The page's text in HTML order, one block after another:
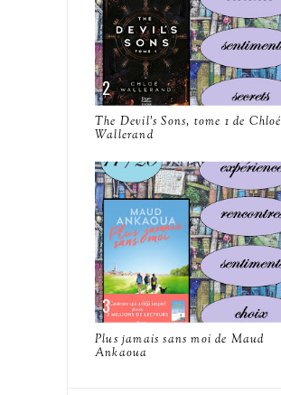
The Devil's Sons, tome 1 de Chloé
Wallerand
Plus jamais sans moi de Maud
Ankaoua